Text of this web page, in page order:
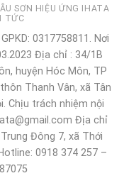
SƠN HIỆU ỨNG IHATA
TỨC
0317758811. Nơi
Địa chỉ : 34/1B
huyện Hóc Môn, TP
Thanh Vân, xã Tân
Chịu trách nhiệm nội
Địa chỉ
Đông 7, xã Thới
0918 374 257 –